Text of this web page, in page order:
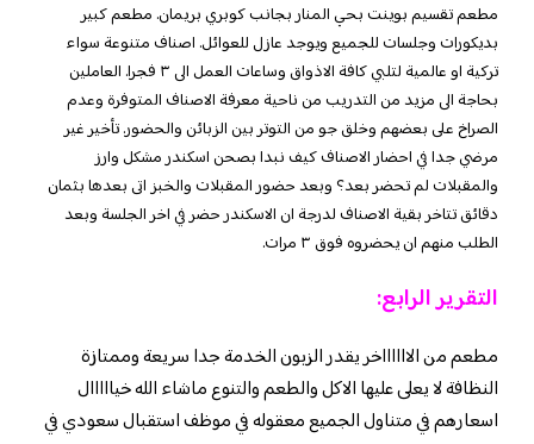
مطعم تقسيم بوينت بحي المنار بجانب كوبري بريمان. مطعم كبير
بديكورات وجلسات للجميع ويوجد عازل للعوائل. اصناف متنوعة سواء
تركية او عالمية لتلبي كافة الاذواق وساعات العمل الى ٣ فجرا. العاملين
بحاجة الى مزيد من التدريب من ناحية معرفة الاصناف المتوفرة وعدم
الصراخ على بعضهم وخلق جو من التوتر بين الزبائن والحضور. تأخير غير
مرضي جدا في احضار الاصناف كيف نبدا بصحن اسكندر مشكل وارز
والمقبلات لم تحضر بعد؟ وبعد حضور المقبلات والخبز اتى بعدها بثمان
دقائق تتاخر بقية الاصناف لدرجة ان الاسكندر حضر في اخر الجلسة وبعد
الطلب منهم ان يحضروه فوق ٣ مرات.
التقرير الرابع:
مطعم من الااااااخر يقدر الزبون الخدمة جدا سريعة وممتازة
النظافة لا يعلى عليها الاكل والطعم والتنوع ماشاء الله خيااااال
اسعارهم في متناول الجميع معقوله في موظف استقبال سعودي في